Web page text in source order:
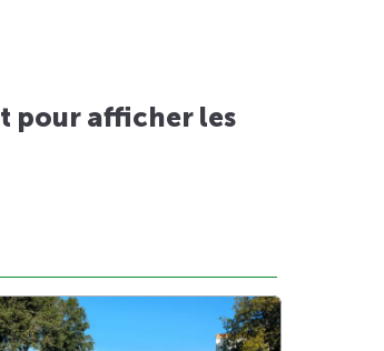
pour afficher les